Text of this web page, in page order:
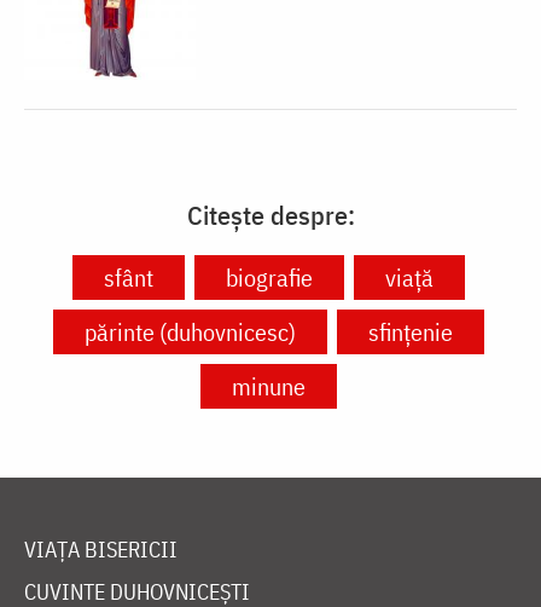
Citește despre:
sfânt biografie
viață
părinte (duhovnicesc)
sfințenie
minune
VIAȚA BISERICII
CUVINTE DUHOVNICEȘTI